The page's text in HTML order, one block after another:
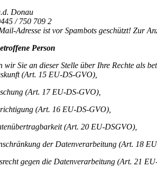
Donau
/ 750 709 2
Adresse ist vor Spambots geschützt! Zur
Person
wir Sie an dieser Stelle über Ihre Rechte als
(Art. 15 EU-DS-GVO),
(Art. 17 EU-DS-GVO),
(Art. 16 EU-DS-GVO),
(Art. 20 EU-DSGVO),
der Datenverarbeitung (Art. 18
gegen die Datenverarbeitung (Art. 21